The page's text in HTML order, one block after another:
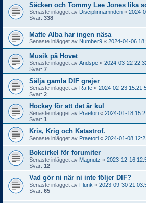
Säcken och Tommy Lee Jones lika
Senaste inlägget av Disciplinnämnden « 2024-
Svar: 338
Matte Alba har ingen näsa
Senaste inlägget av Number9 « 2024-04-06
Musik på Hovet
Senaste inlägget av Andspe « 2024-03-22
Svar: 7
Sälja gamla DIF grejer
Senaste inlägget av Raffe « 2024-02-23
Svar: 2
Hockey för att det är kul
Senaste inlägget av Praetori « 2024-01-18
Svar: 1
Kris, Krig och Katastrof.
Senaste inlägget av Praetori « 2024-01-08
Bokcirkel för forumiter
Senaste inlägget av Magnutz « 2023-12-16
Svar: 12
Vad gör ni när ni inte följer DIF?
Senaste inlägget av Flunk « 2023-09-30
Svar: 65